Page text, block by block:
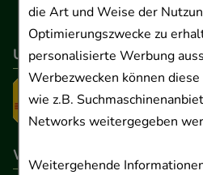
die Art und Weise der
Optimierungszwecke zu
personalisierte Werbung
Werbezwecken können
wie z.B.
Networks weitergegeben
Weitergehende
Unser Versanddienstleister
Wir sind hier gelistet